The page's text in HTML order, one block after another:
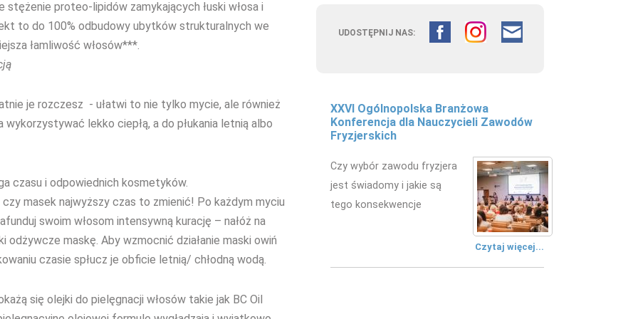
UDOSTĘPNIJ NAS:
XXVI Ogólnopolska Branżowa
Konferencja dla Nauczycieli Zawodów
Fryzjerskich
Czy wybór zawodu fryzjera
jest świadomy i jakie są
tego konsekwencje
Czytaj więcej...
Fryzjerstwo łączy pokolenia –
doświadczenie edukacyjne w
kształceniu przyszłych fryzjerów
W Zespole Szkół
Mechanicznych w Kielcach
zorganizowano wydarzenie
Czytaj więcej...
stężenie proteo-lipidów zamykających łuski włosa i
to do 100% odbudowy ubytków strukturalnych we
łamliwość włosów***.
je rozczesz - ułatwi to nie tylko mycie, ale również
lekko ciepłą, a do płukania letnią albo
czasu i odpowiednich kosmetyków.
masek najwyższy czas to zmienić! Po każdym myciu
swoim włosom intensywną kurację – nałóż na
odżywcze maskę. Aby wzmocnić działanie maski owiń
czasie spłucz je obficie letnią/ chłodną wodą.
się olejki do pielęgnacji włosów takie jak BC Oil